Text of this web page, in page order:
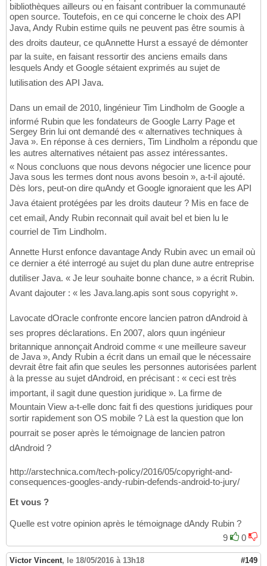
bibliothèques ailleurs ou en faisant contribuer la communauté
open source. Toutefois, en ce qui concerne le choix des API
Java, Andy Rubin estime quils ne peuvent pas être soumis à
des droits dauteur, ce quAnnette Hurst a essayé de démonter
par la suite, en faisant ressortir des anciens emails dans
lesquels Andy et Google sétaient exprimés au sujet de
lutilisation des API Java.
Dans un email de 2010, lingénieur Tim Lindholm de Google a
informé Rubin que les fondateurs de Google Larry Page et
Sergey Brin lui ont demandé des « alternatives techniques à
Java ». En réponse à ces derniers, Tim Lindholm a répondu que
les autres alternatives nétaient pas assez intéressantes.
« Nous concluons que nous devons négocier une licence pour
Java sous les termes dont nous avons besoin », a-t-il ajouté.
Dès lors, peut-on dire quAndy et Google ignoraient que les API
Java étaient protégées par les droits dauteur ? Mis en face de
cet email, Andy Rubin reconnait quil avait bel et bien lu le
courriel de Tim Lindholm.
Annette Hurst enfonce davantage Andy Rubin avec un email où
ce dernier a été interrogé au sujet du plan dune autre entreprise
dutiliser Java. « Je leur souhaite bonne chance, » a écrit Rubin.
Avant dajouter : « les Java.lang.apis sont sous copyright ».
Lavocate dOracle confronte encore lancien patron dAndroid à
ses propres déclarations. En 2007, alors quun ingénieur
britannique annonçait Android comme « une meilleure saveur
de Java », Andy Rubin a écrit dans un email que le nécessaire
devrait être fait afin que seules les personnes autorisées parlent
à la presse au sujet dAndroid, en précisant : « ceci est très
important, il sagit dune question juridique ». La firme de
Mountain View a-t-elle donc fait fi des questions juridiques pour
sortir rapidement son OS mobile ? Là est la question que lon
pourrait se poser après le témoignage de lancien patron
dAndroid ?
http://arstechnica.com/tech-policy/2016/05/copyright-and-
consequences-googles-andy-rubin-defends-android-to-jury/
Et vous ?
Quelle est votre opinion après le témoignage dAndy Rubin ?
9
0
Victor Vincent, le 18/05/2016 à 13h18 #149